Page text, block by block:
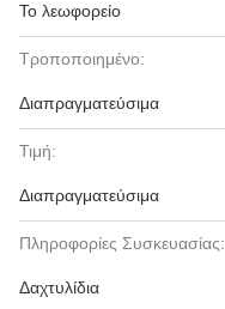
Το λεωφορείο
Τροποποιημένο:
Διαπραγματεύσιμα
Τιμή:
Διαπραγματεύσιμα
Πληροφορίες Συσκευασίας:
Δαχτυλίδια